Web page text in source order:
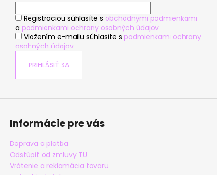
e
p
r
ý
p
Registráciou súhlasíte s obchodnými podmienkami
a podmienkami ochrany osobných údajov
Vložením e-mailu súhlasíte s podmienkami ochrany
osobných údajov
PRIHLÁSIŤ SA
Informácie pre vás
Doprava a platba
Odstúpiť od zmluvy TU
Vrátenie a reklamácia tovaru